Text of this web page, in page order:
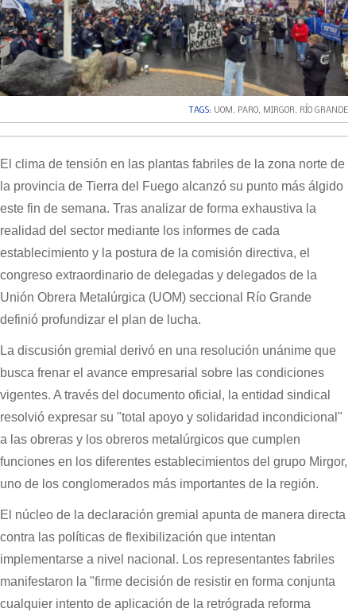
TAGS: UOM , PARO, MIRGOR, RÍO GRANDE
El clima de tensión en las plantas fabriles de la zona norte de
la provincia de Tierra del Fuego alcanzó su punto más álgido
este fin de semana. Tras analizar de forma exhaustiva la
realidad del sector mediante los informes de cada
establecimiento y la postura de la comisión directiva, el
congreso extraordinario de delegadas y delegados de la
Unión Obrera Metalúrgica (UOM) seccional Río Grande
definió profundizar el plan de lucha.
La discusión gremial derivó en una resolución unánime que
busca frenar el avance empresarial sobre las condiciones
vigentes. A través del documento oficial, la entidad sindical
resolvió expresar su "total apoyo y solidaridad incondicional"
a las obreras y los obreros metalúrgicos que cumplen
funciones en los diferentes establecimientos del grupo Mirgor,
uno de los conglomerados más importantes de la región.
El núcleo de la declaración gremial apunta de manera directa
contra las políticas de flexibilización que intentan
implementarse a nivel nacional. Los representantes fabriles
manifestaron la "firme decisión de resistir en forma conjunta
cualquier intento de aplicación de la retrógrada reforma